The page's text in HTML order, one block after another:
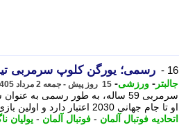
16 - رسمی؛ یورگن کلوپ سرمربی
جالبتر - ورزشی- 15 روز پیش - جمعه 2 مرداد 1405، 20:22
سرمربی 59 ساله، به طور رسمی
او تا جام جهانی 2030 اعتبار دارد و اولین بازی او در تاریخ 24 سپتامبر مقابل هلند ...
اتحادیه فوتبال آلمان - فوتبال آلمان - یولیان